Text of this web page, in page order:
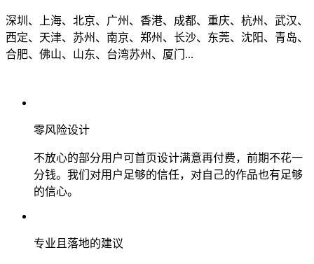
深圳、上海、北京、广州、香港、成都、重庆、杭州、武汉、
西定、天津、苏州、南京、郑州、长沙、东莞、沈阳、青岛、
合肥、佛山、山东、台湾苏州、厦门...
零风险设计
不放心的部分用户可首页设计满意再付费，前期不花一
分钱。我们对用户足够的信任，对自己的作品也有足够
的信心。
专业且落地的建议